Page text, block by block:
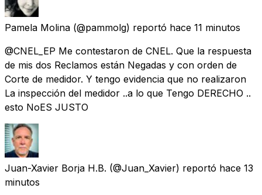
Pamela Molina (@pammolg) reportó hace 11 minutos
@CNEL_EP Me contestaron de CNEL. Que la respuesta
de mis dos Reclamos están Negadas y con orden de
Corte de medidor. Y tengo evidencia que no realizaron
La inspección del medidor ..a lo que Tengo DERECHO ..
esto NoES JUSTO
Juan-Xavier Borja H.B. (@Juan_Xavier) reportó hace 13
minutos